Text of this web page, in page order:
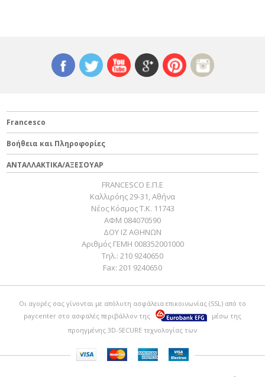
Francesco
Βοήθεια και Πληροφορίες
ΑΝΤΑΛΛΑΚΤΙΚΑ/ΑΞΕΣΟΥΑΡ
FRANCESCO Ε.Π.Ε
Καλλιρόης 29-31, Αθήνα
Νέος Κόσμος Τ.Κ. 11743
ΑΦΜ 084070590
ΔΟΥ ΙΖ ΑΘΗΝΩΝ
Αριθμός ΓΕΜΗ 008352001000
Τηλ.: 210 9240650
Fax: 201 9240650
Οι αγορές σας γίνονται με απόλυτη ασφάλεια επικοινωνίας (SSL) από το
paycenter στο ασφαλές περιβάλλον της
μέσω της
προηγμένης 3D-SECURE τεχνολογίας των